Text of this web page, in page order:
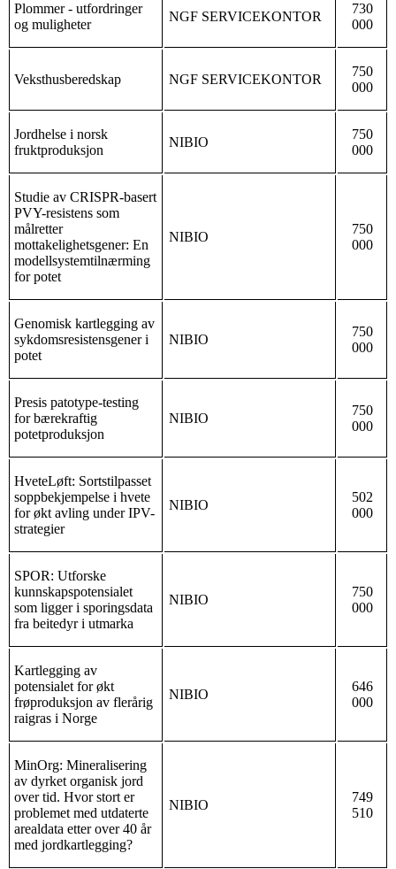
Plommer - utfordringer
og muligheter
NGF SERVICEKONTOR
730
000
Veksthusberedskap NGF SERVICEKONTOR
750
000
Jordhelse i norsk
fruktproduksjon
NIBIO
750
000
Studie av CRISPR-basert
PVY-resistens som
målretter
mottakelighetsgener: En
modellsystemtilnærming
for potet
NIBIO
750
000
Genomisk kartlegging av
sykdomsresistensgener i
potet
NIBIO
750
000
Presis patotype-testing
for bærekraftig
potetproduksjon
NIBIO
750
000
HveteLøft: Sortstilpasset
soppbekjempelse i hvete
for økt avling under IPV-
strategier
NIBIO
502
000
SPOR: Utforske
kunnskapspotensialet
som ligger i sporingsdata
fra beitedyr i utmarka
NIBIO
750
000
Kartlegging av
potensialet for økt
frøproduksjon av flerårig
raigras i Norge
NIBIO
646
000
MinOrg: Mineralisering
av dyrket organisk jord
over tid. Hvor stort er
problemet med utdaterte
arealdata etter over 40 år
med jordkartlegging?
NIBIO
749
510